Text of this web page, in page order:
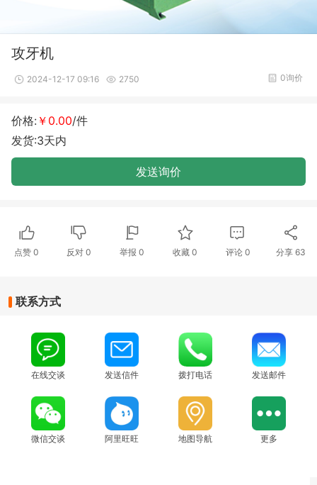
攻牙机
2024-12-17 09:16 2750 0询价
价格: ￥0.00/件
发货:3天内
发送询价
点赞 0 反对0 举报 0 收藏 0 评论 0 分享 63
联系方式
在线交谈 发送信件 拨打电话 发送邮件
微信交谈 阿里旺旺 地图导航 更多